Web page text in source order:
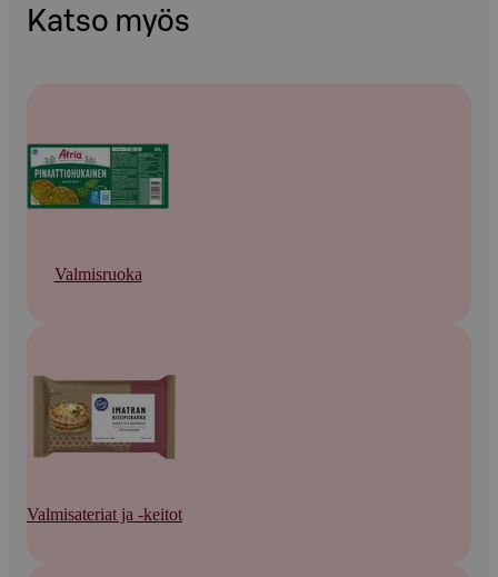
Katso myös
Valmisruoka
Valmisateriat ja -keitot